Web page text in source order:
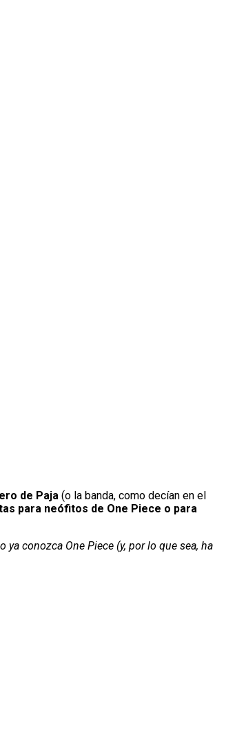
de Paja (o la banda, como decían en el
para neófitos de One Piece o para
conozca One Piece (y, por lo que sea, ha